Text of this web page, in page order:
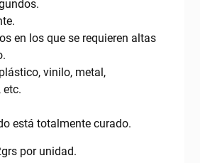
en los que se requieren altas
vinilo, metal,
etc.
está totalmente curado.
por unidad.